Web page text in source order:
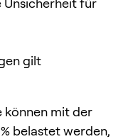
Unsicherheit für
gilt
können mit der
belastet werden,